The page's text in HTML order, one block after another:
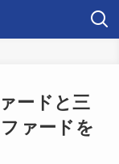
ードと三
ァードを